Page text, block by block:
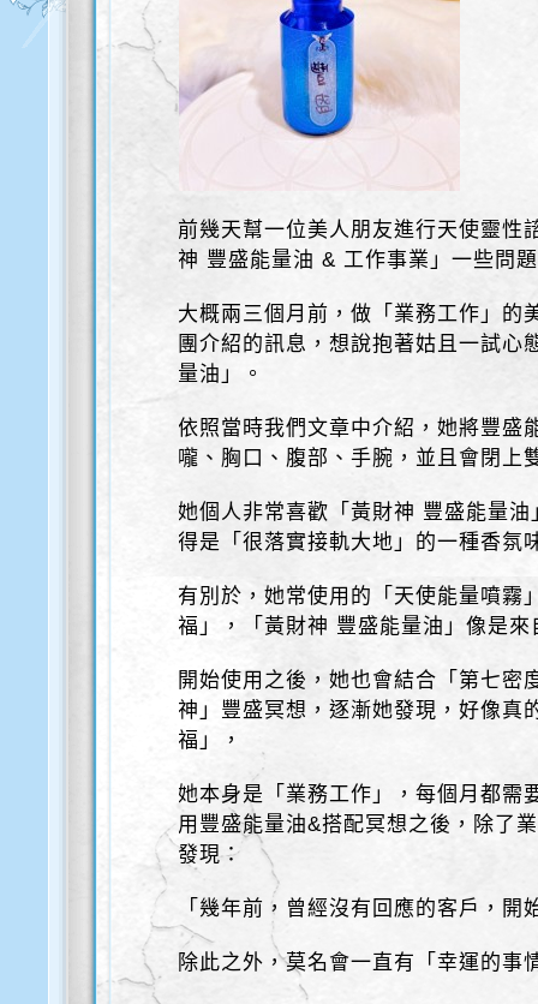
前幾天幫一位美人朋友進行天使靈性
神 豐盛能量油 & 工作事業」一些問
大概兩三個月前，做「業務工作」的
團介紹的訊息，想說抱著姑且一試心
量油」。
依照當時我們文章中介紹，她將豐盛
嚨、胸口、腹部、手腕，並且會閉上
她個人非常喜歡「黃財神 豐盛能量
得是「很落實接軌大地」的一種香氛
有別於，她常使用的「天使能量噴霧
福」，「黃財神 豐盛能量油」像是
開始使用之後，她也會結合「第七密
神」豐盛冥想，逐漸她發現，好像真
福」，
她本身是「業務工作」，每個月都需
用豐盛能量油&搭配冥想之後，除了
發現：
「幾年前，曾經沒有回應的客戶，開
除此之外，莫名會一直有「幸運的事